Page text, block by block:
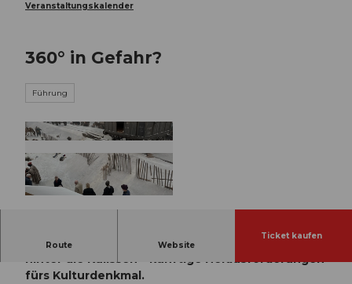
Veranstaltungskalender
360° in Gefahr?
Führung
Route Website
Ticket kaufen
Öffentliche Führung: Mit unserem Restaurator
hinter die Kulissen – künftige Herausforderungen
fürs Kulturdenkmal.